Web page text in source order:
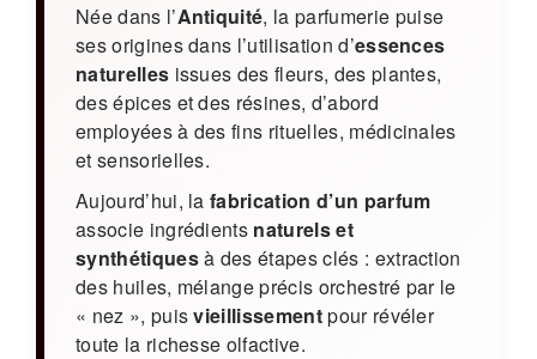
Née dans l’Antiquité, la parfumerie puise
ses origines dans l’utilisation d’essences
naturelles issues des fleurs, des plantes,
des épices et des résines, d’abord
employées à des fins rituelles, médicinales
et sensorielles.
Aujourd’hui, lafabrication d’un parfum
associe ingrédients naturels et
synthétiquesà des étapes clés : extraction
des huiles, mélange précis orchestré par le
« nez », puisvieillissementpour révéler
toute la richesse olfactive.